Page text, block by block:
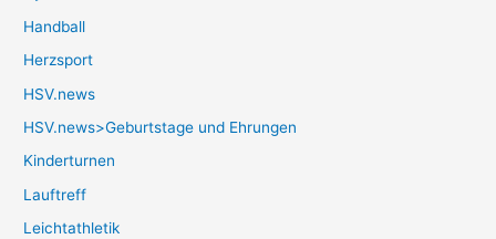
Handball
Herzsport
HSV.news
HSV.news>Geburtstage und Ehrungen
Kinderturnen
Lauftreff
Leichtathletik